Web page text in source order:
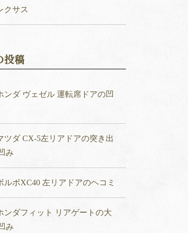
クサス
投稿
ンダ ヴェゼル 運転席ドアの凹
ツダ CX-5左リアドアの突き出
み
ルボXC40 左リアドアのヘコミ
ンダフィット リアゲートの大
み